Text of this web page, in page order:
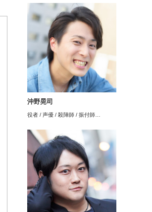
沖野晃司
役者 / 声優 / 殺陣師 / 振付師…